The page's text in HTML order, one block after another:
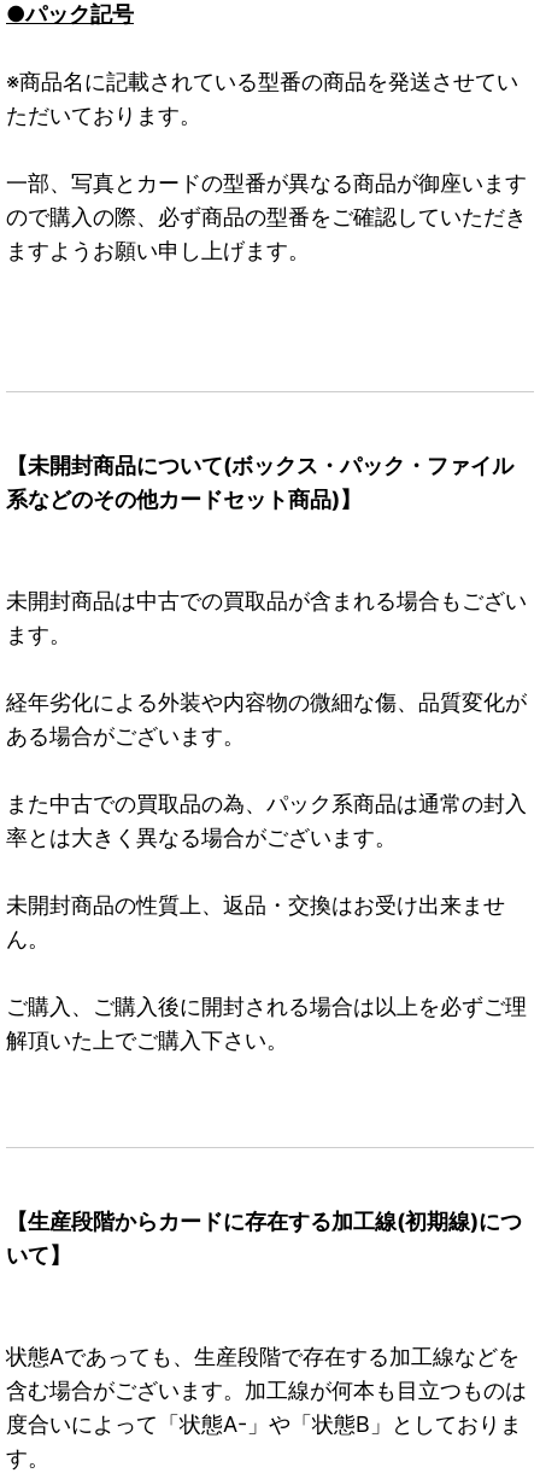
●パック記号
※商品名に記載されている型番の商品を発送させてい
ただいております。
一部、写真とカードの型番が異なる商品が御座います
ので購入の際、必ず商品の型番をご確認していただき
ますようお願い申し上げます。
【未開封商品について(ボックス・パック・ファイル
系などのその他カードセット商品)】
未開封商品は中古での買取品が含まれる場合もござい
ます。
経年劣化による外装や内容物の微細な傷、品質変化が
ある場合がございます。
また中古での買取品の為、パック系商品は通常の封入
率とは大きく異なる場合がございます。
未開封商品の性質上、返品・交換はお受け出来ませ
ん。
ご購入、ご購入後に開封される場合は以上を必ずご理
解頂いた上でご購入下さい。
【生産段階からカードに存在する加工線(初期線)につ
いて】
状態Aであっても、生産段階で存在する加工線などを
含む場合がございます。加工線が何本も目立つものは
度合いによって「状態A-」や「状態B」としておりま
す。